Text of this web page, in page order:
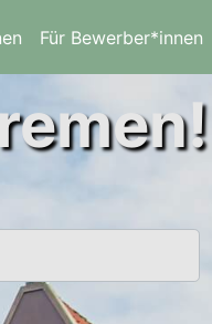
Für Bewerber*innen